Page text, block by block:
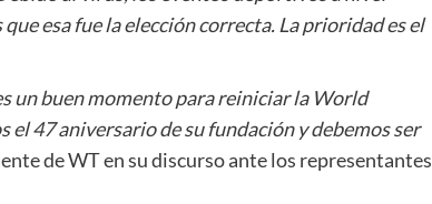
esa fue la elección correcta. La prioridad es el
un buen momento para reiniciar la World
el 47 aniversario de su fundación y debemos ser
de WT en su discurso ante los representantes